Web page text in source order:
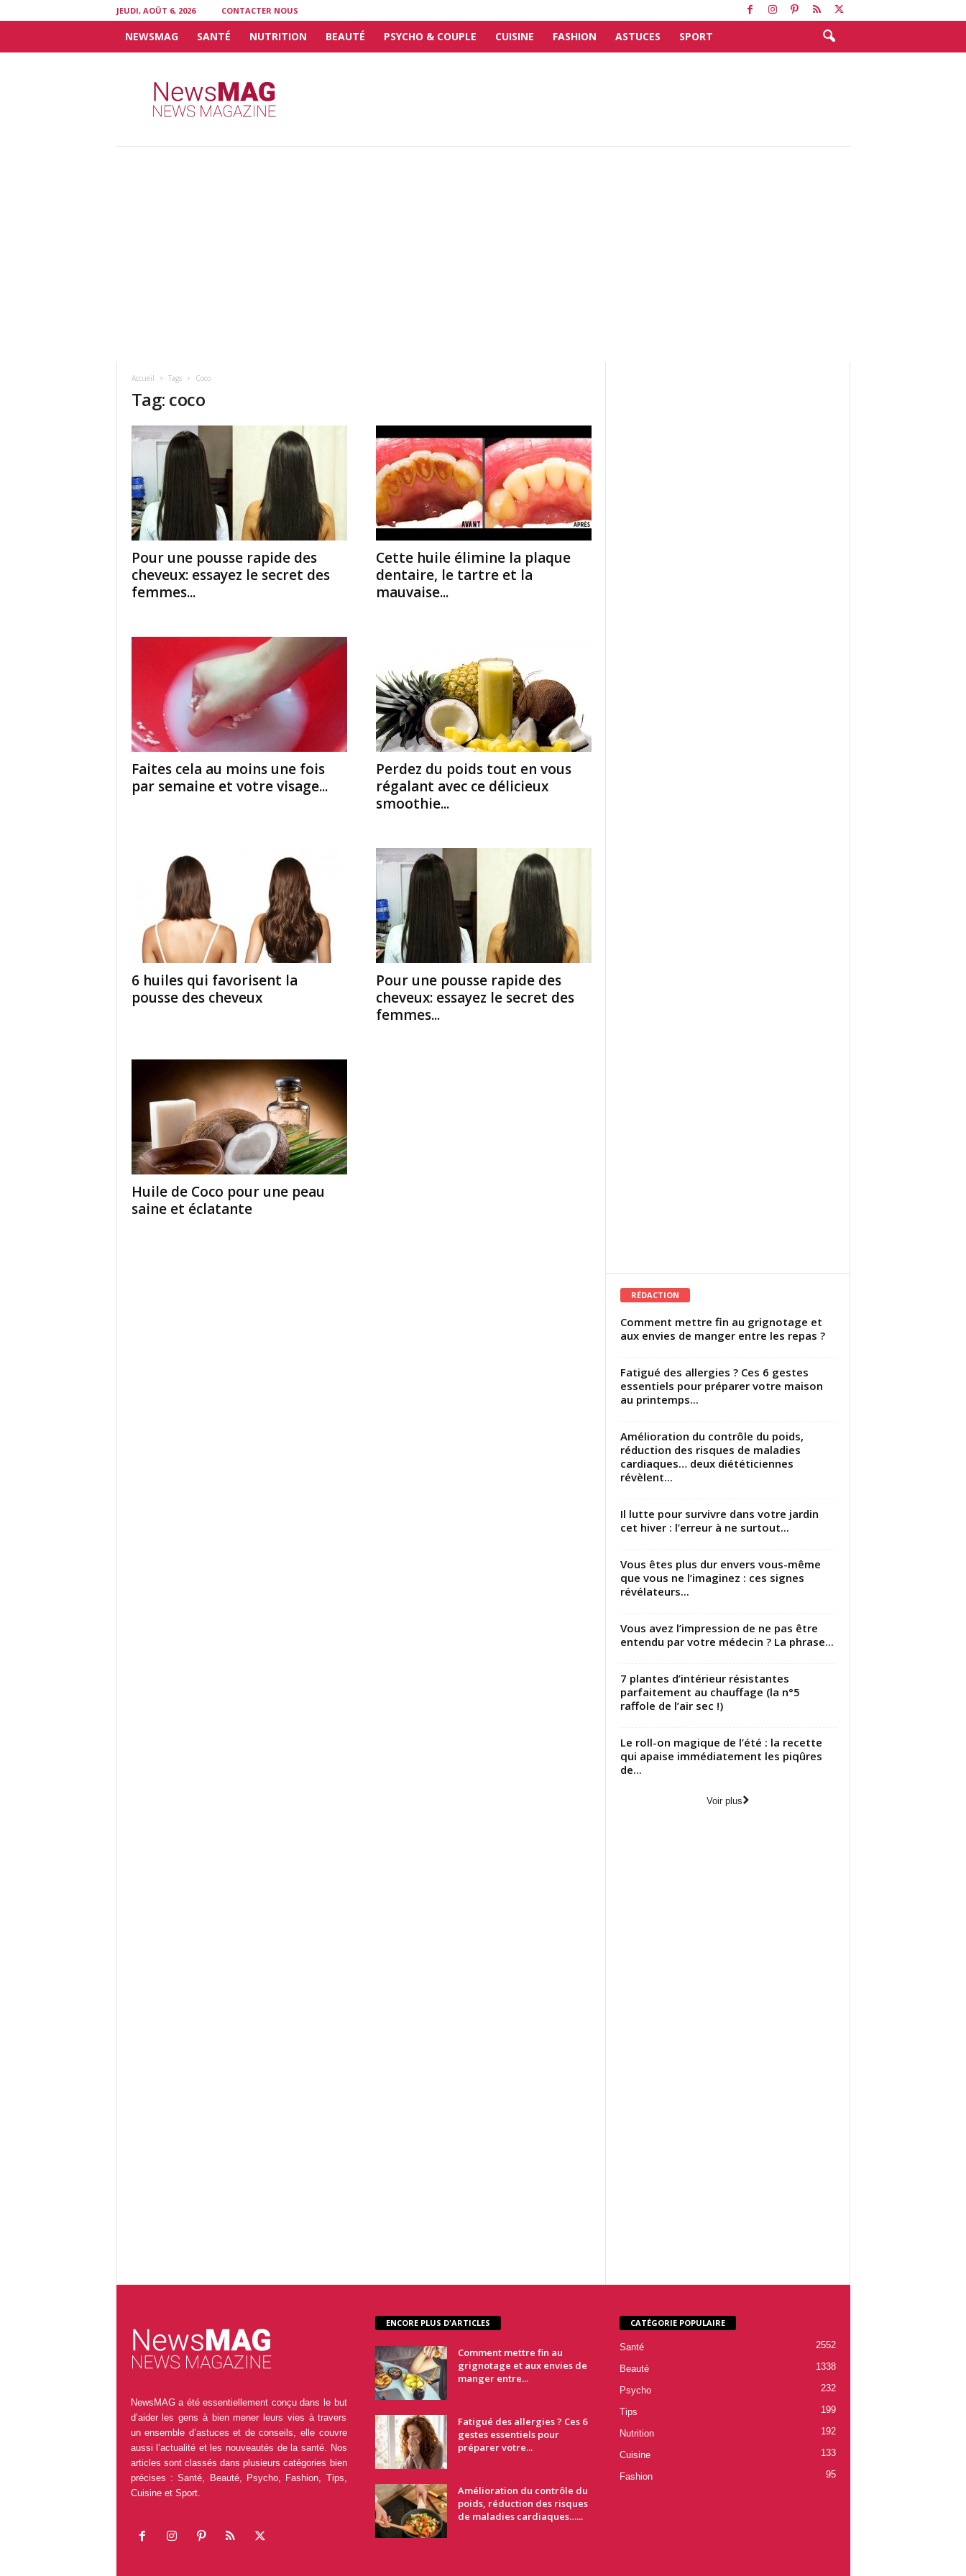
JEUDI, AOÛT 6, 2026 CONTACTER NOUS
NEWSMAG SANTÉ NUTRITION BEAUTÉ PSYCHO & COUPLE CUISINE FASHION ASTUCES SPORT
Accueil Tags Coco
Tag: coco
Pour une pousse rapide des
cheveux: essayez le secret des
femmes...
Cette huile élimine la plaque
dentaire, le tartre et la
mauvaise...
Faites cela au moins une fois
par semaine et votre visage...
Perdez du poids tout en vous
régalant avec ce délicieux
smoothie...
6 huiles qui favorisent la
pousse des cheveux
Pour une pousse rapide des
cheveux: essayez le secret des
femmes...
Huile de Coco pour une peau
saine et éclatante
RÉDACTION
Comment mettre fin au grignotage et
aux envies de manger entre les repas ?
Fatigué des allergies ? Ces 6 gestes
essentiels pour préparer votre maison
au printemps...
Amélioration du contrôle du poids,
réduction des risques de maladies
cardiaques… deux diététiciennes
révèlent...
Il lutte pour survivre dans votre jardin
cet hiver : l’erreur à ne surtout...
Vous êtes plus dur envers vous-même
que vous ne l’imaginez : ces signes
révélateurs...
Vous avez l’impression de ne pas être
entendu par votre médecin ? La phrase...
7 plantes d’intérieur résistantes
parfaitement au chauffage (la n°5
raffole de l’air sec !)
Le roll-on magique de l’été : la recette
qui apaise immédiatement les piqûres
de...
Voir plus
NewsMAG a été essentiellement conçu dans le but
d’aider les gens à bien mener leurs vies à travers
un ensemble d’astuces et de conseils, elle couvre
aussi l’actualité et les nouveautés de la santé. Nos
articles sont classés dans plusieurs catégories bien
précises : Santé, Beauté, Psycho, Fashion, Tips,
Cuisine et Sport.
ENCORE PLUS D'ARTICLES
Comment mettre fin au
grignotage et aux envies de
manger entre...
Fatigué des allergies ? Ces 6
gestes essentiels pour
préparer votre...
Amélioration du contrôle du
poids, réduction des risques
de maladies cardiaques…...
CATÉGORIE POPULAIRE
Santé 2552
Beauté 1338
Psycho 232
Tips 199
Nutrition 192
Cuisine 133
Fashion 95